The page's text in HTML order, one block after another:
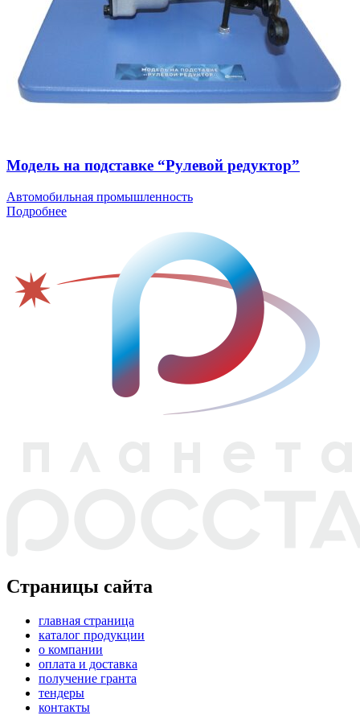
Модель на подставке “Рулевой редуктор”
Автомобильная промышленность
Подробнее
Страницы сайта
главная страница
каталог продукции
о компании
оплата и доставка
получение гранта
тендеры
контакты